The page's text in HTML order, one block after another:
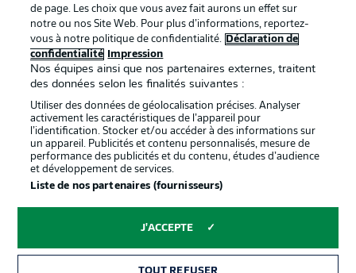
La publicité
services
Mentions Légales Gérer mes préférences
Déclaration de
confidentialité
Diffuseurs
Travaux Contact
Impression Joueurs
de page. Les choix que vous avez fait aurons un effet sur
notre ou nos Site Web. Pour plus d’informations, reportez-
vous à notre politique de confidentialité.
Déclaration de
confidentialité
Impression
Nos équipes ainsi que nos partenaires externes, traitent
des données selon les finalités suivantes :
Utiliser des données de géolocalisation précises. Analyser
activement les caractéristiques de l’appareil pour
l’identification. Stocker et/ou accéder à des informations sur
un appareil. Publicités et contenu personnalisés, mesure de
performance des publicités et du contenu, études d’audience
et développement de services.
Liste de nos partenaires (fournisseurs)
J'ACCEPTE